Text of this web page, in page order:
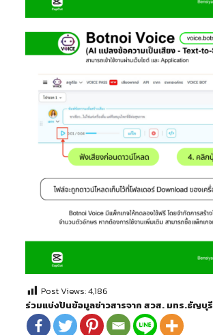
Post Views:4,186
ร่วมแบ่งปันข้อมูลข่าวสารจาก สวส. มทร.ธัญบุรี